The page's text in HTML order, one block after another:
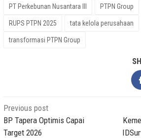
PT Perkebunan Nusantara III PTPN Group
RUPS PTPN 2025 tata kelola perusahaan
transformasi PTPN Group
Post
navigation
Previous post
BP Tapera Optimis Capai
Target 2026